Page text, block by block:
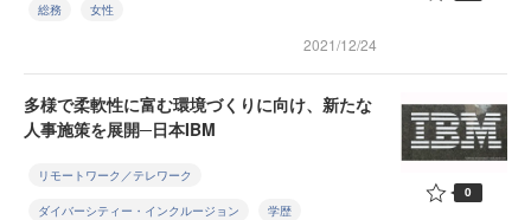
総務 女性
2021/12/24
多様で柔軟性に富む環境づくりに向け、新たな
人事施策を展開─日本IBM
リモートワーク／テレワーク
ダイバーシティー・インクルージョン 学歴
0